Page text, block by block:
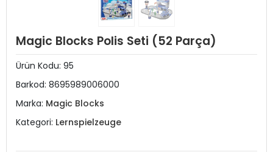
Magic Blocks Polis Seti (52 Parça)
Ürün Kodu: 95
Barkod: 8695989006000
Marka: Magic Blocks
Kategori: Lernspielzeuge